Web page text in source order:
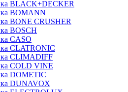
BLACK+DECKER
BOMANN
BONE CRUSHER
BOSCH
CASO
CLATRONIC
CLIMADIFF
COLD VINE
DOMETIC
DUNAVOX